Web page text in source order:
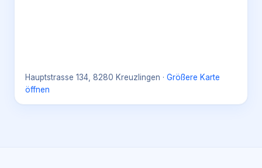
Hauptstrasse 134, 8280 Kreuzlingen · Größere Karte
öffnen